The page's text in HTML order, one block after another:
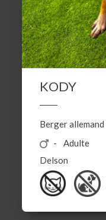
KODY
Berger allemand
Adulte
Delson